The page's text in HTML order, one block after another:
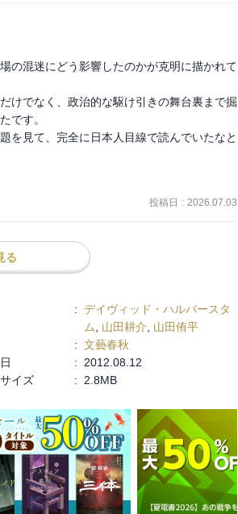
しており、エルロイの小説を思い出した。
。
ようとして成功した。ただ皮肉なことに毛沢
は、金日成のいい加減さばかりが目立つ。ス
なかった。
鮮をなめ、鴨緑江では中国をなめて痛い目に
まだった。とにかく外聞にこだわり、気分の
て意にそぐわね情報には耳を傾けなかった。
抜き状態になっていた。緒戦は、数に勝り規
で後退して援軍が到着し戦線を整えるとと
ックに乗って道路を走っていったのが、道々
は待ち伏せのチャンスを提供した。
めた。数量的にも圧倒的に優勢だったし、国
連軍に大ダメージを与えつつも一方で多くの
いないことに由来する弱点があった。
しっかり固めて火力を集中し、空から補給を
した。中国軍はさらに南に進むに連れて補給
の混迷にどう影響したのかが克明に描かれて
けでなく、政治的な駆け引きの舞台裏まで掘
です。
を見て、完全に日本人目線で読んでいたなと
ということで、相当調子に乗っていたなとい
投稿日 : 2026.07.03
る
: デイヴィッド・ハルバースタ
ム
山田耕介
山田侑平
: 文藝春秋
:
2012.08.12
イズ : 2.8MB